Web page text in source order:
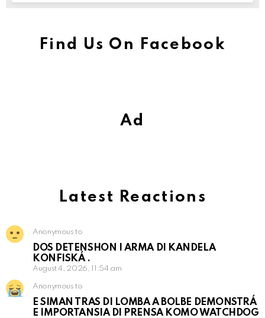
Find Us On Facebook
Ad
Latest Reactions
Anonymous to
DOS DETENSHON I ARMA DI KANDELA
KONFISKÁ .
August 4, 2026, 11:54 am
Anonymous to
E SIMAN TRAS DI LOMBA A BOLBE DEMONSTRÁ
E IMPORTANSIA DI PRENSA KOMO WATCHDOG